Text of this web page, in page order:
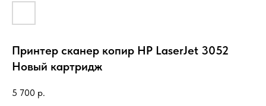
Принтер сканер копир HP LaserJet 3052
Новый картридж
5 700 р.